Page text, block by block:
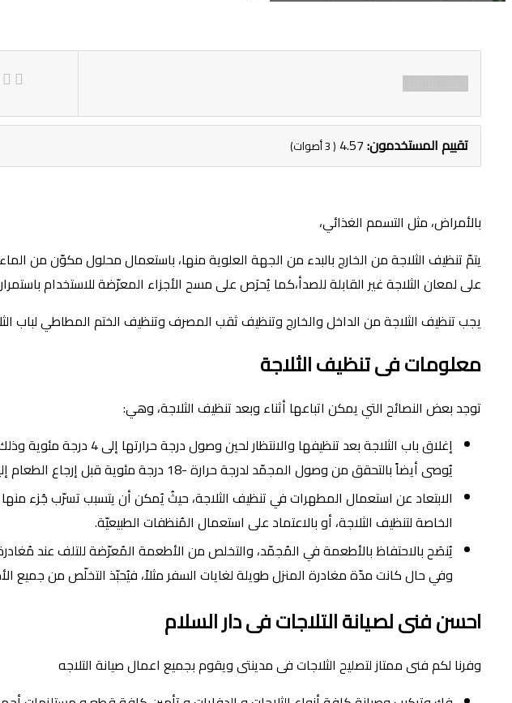
اتصل بنا الان
تقييم المستخدمون:4.57
(
3أصوات)
بالأمراض، مثل التسمم الغذائي،
يتمّ تنظيف الثلاجة من الخارج بالبدء من الجهة العلوية منها، باستعمال محلول مكوّن
على لمعان الثلاجة غير القابلة للصدأ،كما يُحرَص على مسح الأجزاء المعرّضة للاستخدام
يجب تنظيف الثلاجة من الداخل والخارج وتنظيف ثقب المصرف وتنظيف الختم المطاطي لباب
معلومات فى تنظيف الثلاجة
توجد بعض النصائح التي يمكن اتباعها أثناء وبعد تنظيف الثلاجة، وهي:
إغلاق باب الثلاجة بعد
يُوصى أيضاً بالتحقق من وصول المجمّد لدرجة حرارة -18 درجة مئوية قبل إرجاع الطعام إليه.
الابتعاد عن استعمال المطهرات في تنظيف الثلاجة، حيثُ يُمكن أن يتسبب تسرّب جُزء
الخاصة لتنظيف الثلاجة، أو بالاعتماد على استعمال المُنظفات الطبيعيّة.
يُنصَح بالاحتفاظ بالأطعمة في المُجمّد، والتخلص من الأطعمة المُعرّضة للتلف عند
وفي حال كانت مدّة مغادرة المنزل طويلة لغايات السفر مثلاً، فيُحبّذ التخلّص من جميع
احسن فنى لصيانة التلاجات فى دار السلام
وفرنا لكم فنى ممتاز لتصليح الثلاجات فى مدينتى ويقوم بجميع اعمال صيانة التلاجه